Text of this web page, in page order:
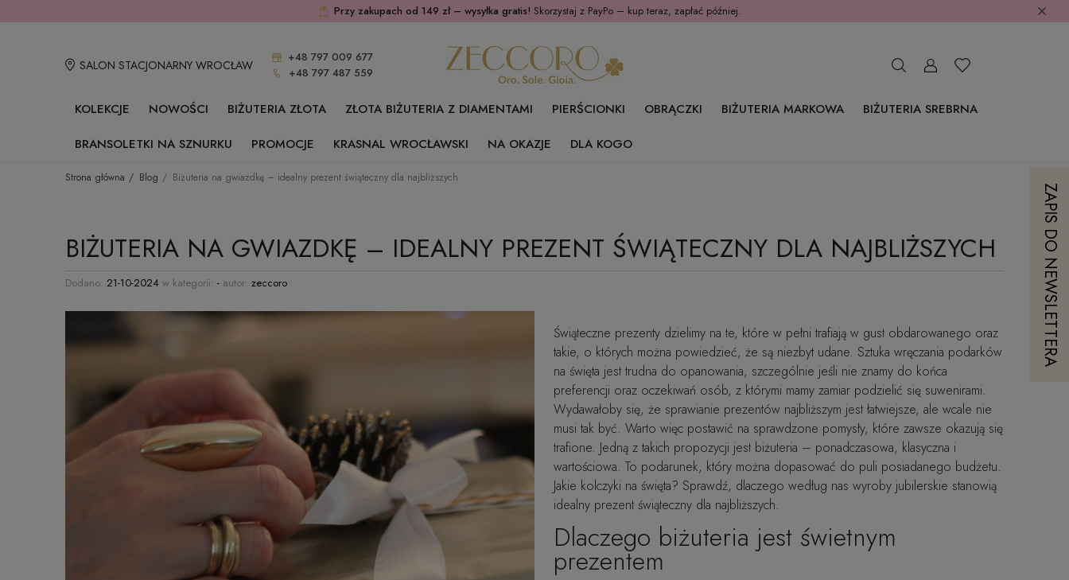
Przy zakupach od 149 zł – wysyłka gratis! Skorzystaj z PayPo – kup teraz, zapłać później.
SALON STACJONARNY WROCŁAW
+48 797 009 677
+48 797 487 559
KOLEKCJE NOWOŚCI BIŻUTERIA ZŁOTA ZŁOTA BIŻUTERIA Z DIAMENTAMI PIERŚCIONKI OBRĄCZKI BIŻUTERIA MARKOWA
BIŻUTERIA SREBRNA
BRANSOLETKI NA SZNURKU
PROMOCJE KRASNAL WROCŁAWSKI NA OKAZJE DLA KOGO
Strona główna Blog Biżuteria na gwiazdkę – idealny prezent świąteczny dla najbliższych
BIŻUTERIA NA GWIAZDKĘ – IDEALNY PREZENT ŚWIĄTECZNY DLA NAJBLIŻSZYCH
Dodano: 21-10-2024 w kategorii: - autor: zeccoro
Świąteczne prezenty dzielimy na te, które w pełni trafiają w gust obdarowanego oraz
takie, o których można powiedzieć, że są niezbyt udane. Sztuka wręczania podarków
na święta jest trudna do opanowania, szczególnie jeśli nie znamy do końca
preferencji oraz oczekiwań osób, z którymi mamy zamiar podzielić się suwenirami.
Wydawałoby się, że sprawianie prezentów najbliższym jest łatwiejsze, ale wcale nie
musi tak być. Warto więc postawić na sprawdzone pomysły, które zawsze okazują się
trafione. Jedną z takich propozycji jest biżuteria – ponadczasowa, klasyczna i
wartościowa. To podarunek, który można dopasować do puli posiadanego budżetu.
Jakie kolczyki na święta? Sprawdź, dlaczego według nas wyroby jubilerskie stanowią
idealny prezent świąteczny dla najbliższych.
Dlaczego biżuteria jest świetnym
prezentem
ZAPIS DO NEWSLETTERA